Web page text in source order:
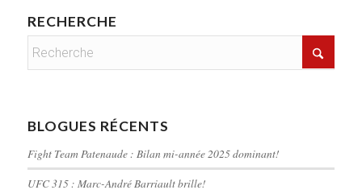
RECHERCHE
BLOGUES RÉCENTS
Fight Team Patenaude : Bilan mi-année 2025 dominant!
UFC 315 : Marc-André Barriault brille!